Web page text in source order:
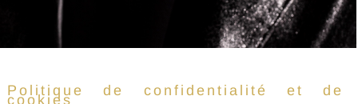
Politique de confidentialité et de
cookies